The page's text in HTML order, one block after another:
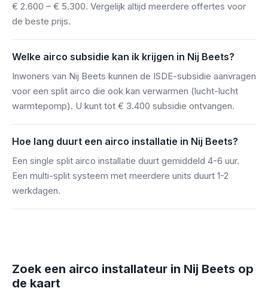
€ 2.600 – € 5.300. Vergelijk altijd meerdere offertes voor
de beste prijs.
Welke airco subsidie kan ik krijgen in Nij Beets?
Inwoners van Nij Beets kunnen de ISDE-subsidie aanvragen
voor een split airco die ook kan verwarmen (lucht-lucht
warmtepomp). U kunt tot € 3.400 subsidie ontvangen.
Hoe lang duurt een airco installatie in Nij Beets?
Een single split airco installatie duurt gemiddeld 4-6 uur.
Een multi-split systeem met meerdere units duurt 1-2
werkdagen.
Zoek een airco installateur in Nij Beets op
de kaart